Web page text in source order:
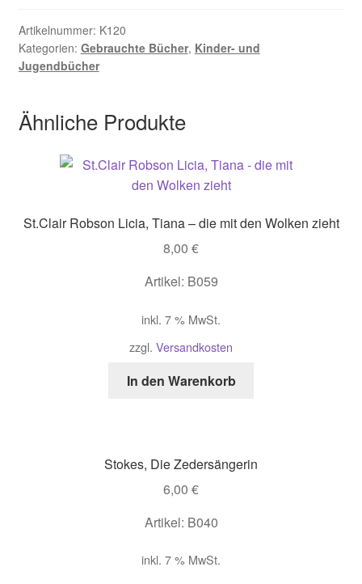
Menge
Artikelnummer: K120
Kategorien: Gebrauchte Bücher, Kinder- und
Jugendbücher
Ähnliche Produkte
St.Clair Robson Licia, Tiana – die mit den Wolken zieht
8,00 €
Artikel: B059
inkl. 7 % MwSt.
zzgl. Versandkosten
In den Warenkorb
Stokes, Die Zedersängerin
6,00 €
Artikel: B040
inkl. 7 % MwSt.